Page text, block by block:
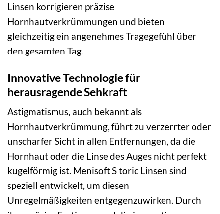
Linsen korrigieren präzise
Hornhautverkrümmungen und bieten
gleichzeitig ein angenehmes Tragegefühl über
den gesamten Tag.
Innovative Technologie für
herausragende Sehkraft
Astigmatismus, auch bekannt als
Hornhautverkrümmung, führt zu verzerrter oder
unscharfer Sicht in allen Entfernungen, da die
Hornhaut oder die Linse des Auges nicht perfekt
kugelförmig ist. Menisoft S toric Linsen sind
speziell entwickelt, um diesen
Unregelmäßigkeiten entgegenzuwirken. Durch